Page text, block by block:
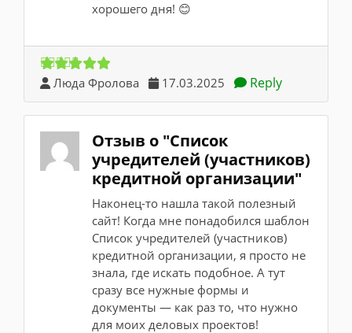
хорошего дня! 😊
Люда Фролова 17.03.2025 Reply
Отзыв о "Список
учредителей (участников)
кредитной организации"
Наконец-то нашла такой полезный
сайт! Когда мне понадобился шаблон
Список учредителей (участников)
кредитной организации, я просто не
знала, где искать подобное. А тут
сразу все нужные формы и
документы — как раз то, что нужно
для моих деловых проектов!